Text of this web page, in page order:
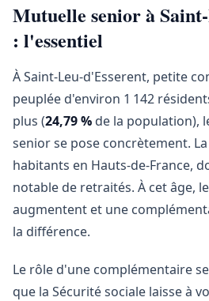
Mutuelle senior à
: l'essentiel
À Saint-Leu-d'Esserent, petite
peuplée d'environ 1 142
plus (24,79 % de la population),
senior se pose concrètement.
habitants en Hauts-de-France,
notable de retraités. À cet âge,
augmentent et une
la différence.
Le rôle d'une complémentaire
que la Sécurité sociale laisse à